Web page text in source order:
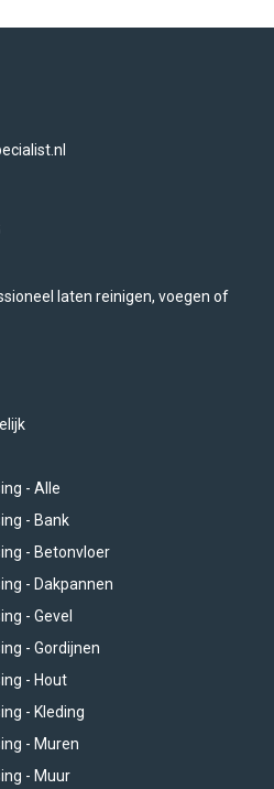
laten reinigen, voegen of
- Alle
- Bank
- Betonvloer
- Dakpannen
- Gevel
- Gordijnen
- Hout
- Kleding
- Muren
- Muur